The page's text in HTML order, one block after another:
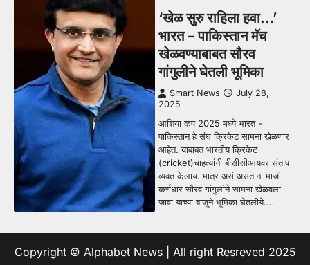
‘खेळ सुरु राहिला हवा…’
भारत – पाकिस्तान मॅच
खेळवण्याबाबत सौरव
गांगुलीने घेतली भूमिका
Smart News
July 28,
2025
आशिया कप 2025 मध्ये भारत -
पाकिस्तान हे संघ क्रिकेट सामना खेळणार
आहेत. याबाबत भारतीय क्रिकेट
(cricket)चाहत्यांनी बीसीसीआयवर संताप
व्यक्त केलाय. मात्र असं असताना माजी
कर्णधार सौरव गांगुलीने सामना खेळवला
जावा याच्या बाजूने भूमिका घेतलीये.…
Copyright © Alphabet News | All right Resreved 2025